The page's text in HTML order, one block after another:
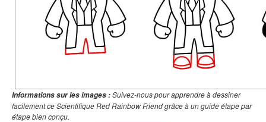
Informations sur les images :Suivez-nous pour apprendre à dessiner
facilement ce Scientifique Red Rainbow Friend grâce à un guide étape par
étape bien conçu.